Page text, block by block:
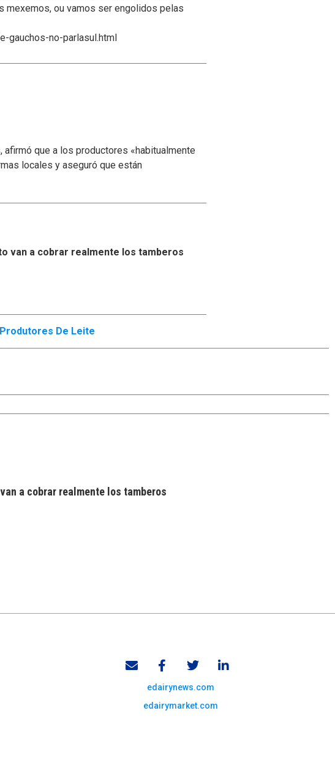
mexemos, ou vamos ser engolidos pelas
gauchos-no-parlasul.html
que a los productores «habitualmente
locales y aseguró que están
van a cobrar realmente los tamberos
Produtores De Leite
a cobrar realmente los tamberos
edairynews.com
edairymarket.com